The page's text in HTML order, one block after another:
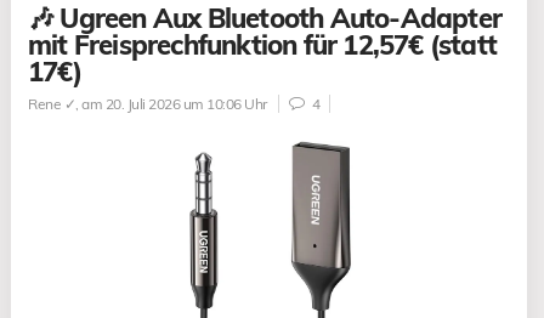
🎶 Ugreen Aux Bluetooth Auto-Adapter
mit Freisprechfunktion für 12,57€ (statt
17€)
Rene ✓, am 20. Juli 2026 um 10:06 Uhr 4